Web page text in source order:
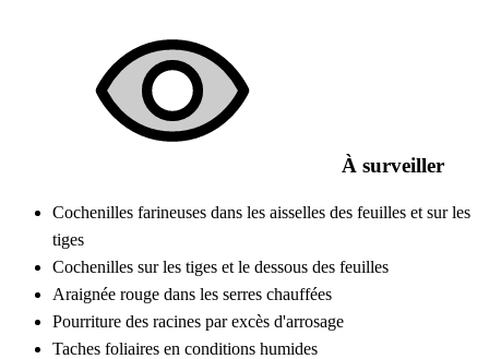
À surveiller
Cochenilles farineuses dans les aisselles des feuilles et sur les
tiges
Cochenilles sur les tiges et le dessous des feuilles
Araignée rouge dans les serres chauffées
Pourriture des racines par excès d'arrosage
Taches foliaires en conditions humides